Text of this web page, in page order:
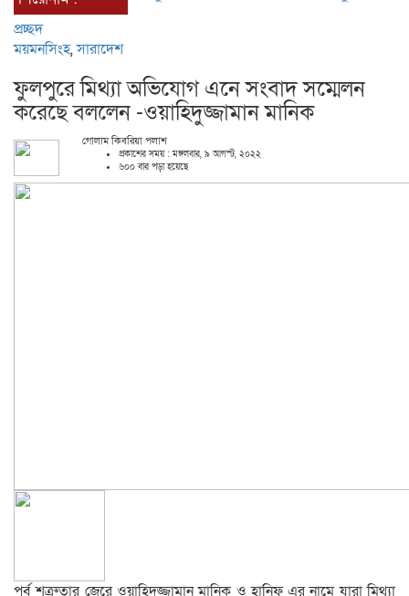
প্রচ্ছদ
ময়মনসিংহ,সারাদেশ
ফুলপুরে মিথ্যা অভিযোগ এনে সংবাদ সম্মেলন
করেছে বললেন -ওয়াহিদুজ্জামান মানিক
গোলাম কিবরিয়া পলাশ
প্রকাশের সময় : মঙ্গলবার, ৯ আগস্ট, ২০২২
৬০০ বার পড়া হয়েছে
পূর্ব শত্রুতার জেরে ওয়াহিদুজ্জামান মানিক ও হানিফ এর নামে যারা মিথ্যা